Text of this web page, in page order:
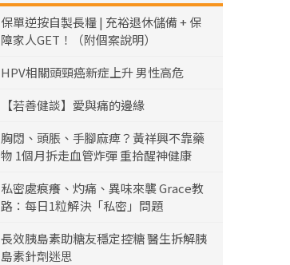
保單逆按自製長糧 | 充裕退休儲備 + 保
障家人GET！（附個案說明）
HPV相關頭頸癌新症上升 男性高危
【若善健談】愛與痛的邊緣
胸悶、頭脹、手腳麻痺？黃祥興不靠藥
物 1個月拆走血管炸彈 重拾醒神健康
私密處痕癢、灼痛、異味來襲 Grace教
路：每日1粒解決「私密」問題
長效胰島素助糖友穩定控糖 醫生拆解胰
島素針劑迷思